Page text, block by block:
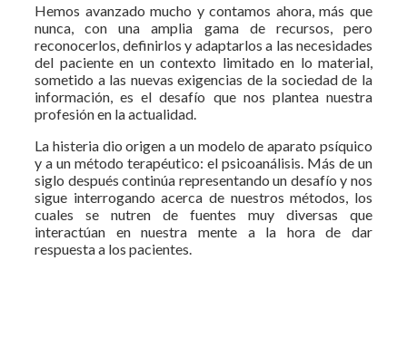
Hemos avanzado mucho y contamos ahora, más que
nunca, con una amplia gama de recursos, pero
reconocerlos, definirlos y adaptarlos a las necesidades
del paciente en un contexto limitado en lo material,
sometido a las nuevas exigencias de la sociedad de la
información, es el desafío que nos plantea nuestra
profesión en la actualidad.
La histeria dio origen a un modelo de aparato psíquico
y a un método terapéutico: el psicoanálisis. Más de un
siglo después continúa representando un desafío y nos
sigue interrogando acerca de nuestros métodos, los
cuales se nutren de fuentes muy diversas que
interactúan en nuestra mente a la hora de dar
respuesta a los pacientes.